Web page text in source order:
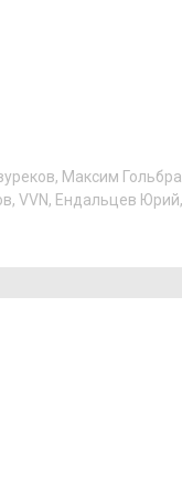
, Максим
, VVN, Ендальцев Юрий,